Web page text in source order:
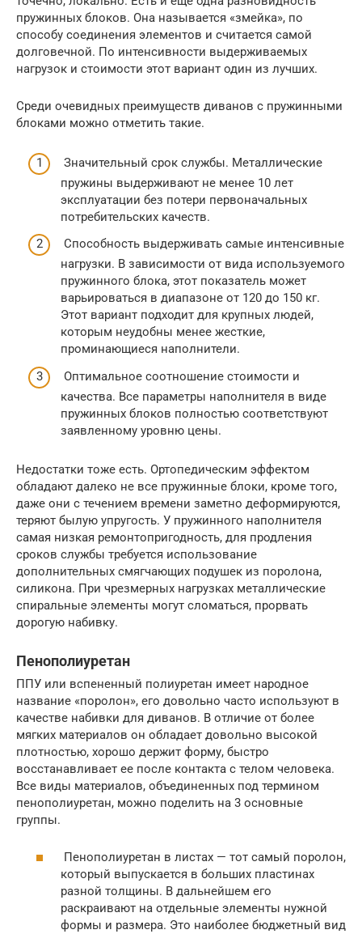
пружинных блоков. Она называется «змейка», по
способу соединения элементов и считается самой
долговечной. По интенсивности выдерживаемых
нагрузок и стоимости этот вариант один из лучших.
Среди очевидных преимуществ диванов с пружинными
блоками можно отметить такие.
Значительный срок службы. Металлические
пружины выдерживают не менее 10 лет
эксплуатации без потери первоначальных
потребительских качеств.
Способность выдерживать самые интенсивные
нагрузки. В зависимости от вида используемого
пружинного блока, этот показатель может
варьироваться в диапазоне от 120 до 150 кг.
Этот вариант подходит для крупных людей,
которым неудобны менее жесткие,
проминающиеся наполнители.
Оптимальное соотношение стоимости и
качества. Все параметры наполнителя в виде
пружинных блоков полностью соответствуют
заявленному уровню цены.
Недостатки тоже есть. Ортопедическим эффектом
обладают далеко не все пружинные блоки, кроме того,
даже они с течением времени заметно деформируются,
теряют былую упругость. У пружинного наполнителя
самая низкая ремонтопригодность, для продления
сроков службы требуется использование
дополнительных смягчающих подушек из поролона,
силикона. При чрезмерных нагрузках металлические
спиральные элементы могут сломаться, прорвать
дорогую набивку.
Пенополиуретан
ППУ или вспененный полиуретан имеет народное
название «поролон», его довольно часто используют в
качестве набивки для диванов. В отличие от более
мягких материалов он обладает довольно высокой
плотностью, хорошо держит форму, быстро
восстанавливает ее после контакта с телом человека.
Все виды материалов, объединенных под термином
пенополиуретан, можно поделить на 3 основные
группы.
Пенополиуретан в листах — тот самый поролон,
который выпускается в больших пластинах
разной толщины. В дальнейшем его
раскраивают на отдельные элементы нужной
формы и размера. Это наиболее бюджетный вид